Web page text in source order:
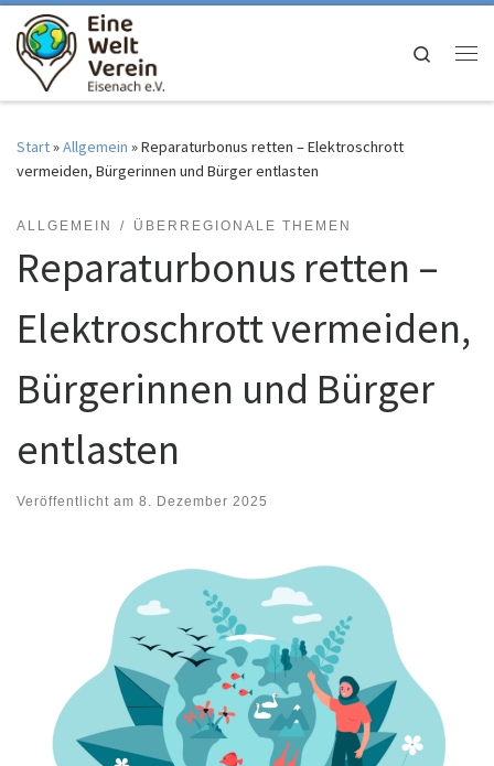
Zum Inhalt springen
Search
Start»Allgemein »Reparaturbonus retten – Elektroschrott
vermeiden, Bürgerinnen und Bürger entlasten
ALLGEMEIN ÜBERREGIONALE THEMEN
Reparaturbonus retten –
Elektroschrott vermeiden,
Bürgerinnen und Bürger
entlasten
Veröffentlicht am 8. Dezember 2025